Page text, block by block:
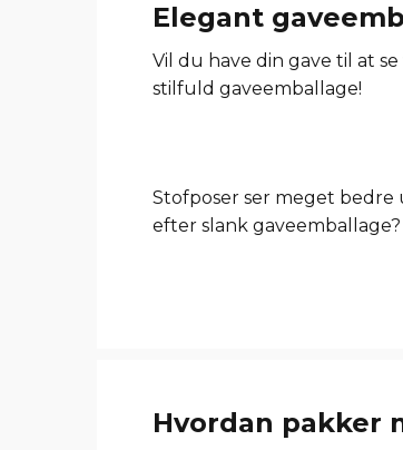
Elegant
Vil du have din gave til at
stilfuld gaveemballage!
Stofposer ser meget
efter slank
Hvordan pakker